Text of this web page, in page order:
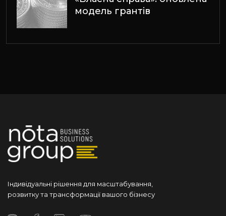
модель грантів
Індивідуальні рішення для масштабування,
розвитку та трансформації вашого бізнесу